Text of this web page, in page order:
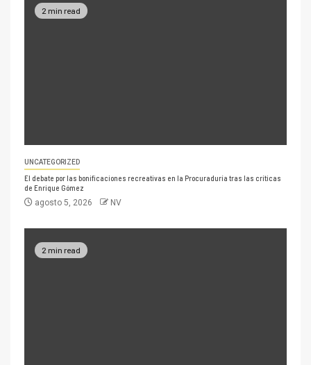
2 min read
UNCATEGORIZED
El debate por las bonificaciones recreativas en la Procuraduría tras las críticas
de Enrique Gómez
agosto 5, 2026 NV
2 min read